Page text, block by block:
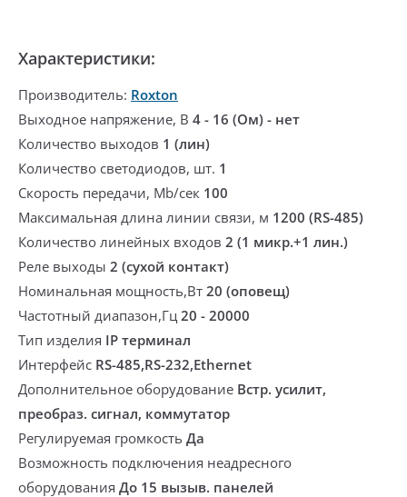
Характеристики:
Производитель: Roxton
Выходное напряжение, В 4 - 16 (Ом) - нет
Количество выходов 1 (лин)
Количество светодиодов, шт. 1
Скорость передачи, Mb/сек 100
Максимальная длина линии связи, м 1200 (RS-485)
Количество линейных входов 2 (1 микр.+1 лин.)
Реле выходы 2 (сухой контакт)
Номинальная мощность,Вт 20 (оповещ)
Частотный диапазон,Гц 20 - 20000
Тип изделия IP терминал
Интерфейс RS-485,RS-232,Ethernet
Дополнительное оборудование Встр. усилит,
преобраз. сигнал, коммутатор
Регулируемая громкость Да
Возможность подключения неадресного
оборудования До 15 вызыв. панелей